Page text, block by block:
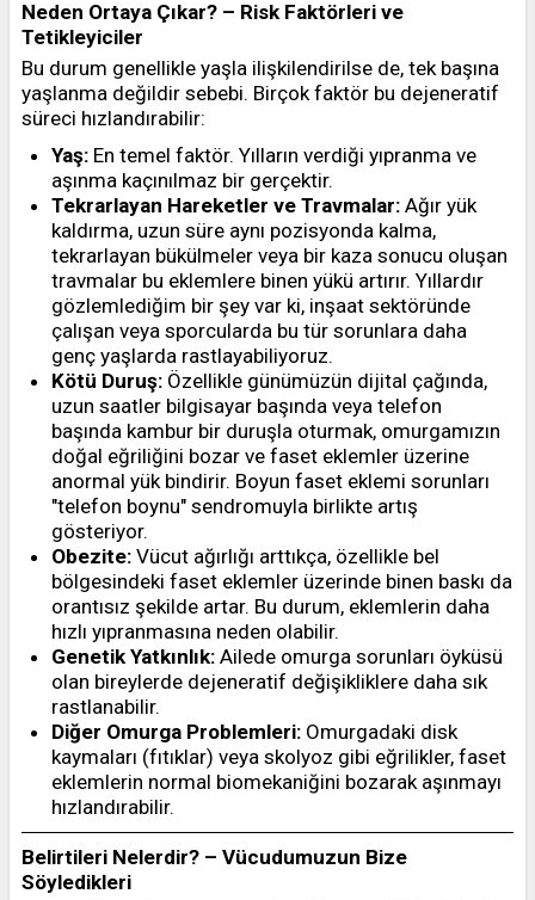
Neden Ortaya Çıkar? – Risk Faktörleri ve
Tetikleyiciler
Bu durum genellikle yaşla ilişkilendirilse de, tek başına
yaşlanma değildir sebebi. Birçok faktör bu dejeneratif
süreci hızlandırabilir:
Yaş: En temel faktör. Yılların verdiği yıpranma ve
aşınma kaçınılmaz bir gerçektir.
Tekrarlayan Hareketler ve Travmalar: Ağır yük
kaldırma, uzun süre aynı pozisyonda kalma,
tekrarlayan bükülmeler veya bir kaza sonucu oluşan
travmalar bu eklemlere binen yükü artırır. Yıllardır
gözlemlediğim bir şey var ki, inşaat sektöründe
çalışan veya sporcularda bu tür sorunlara daha
genç yaşlarda rastlayabiliyoruz.
Kötü Duruş: Özellikle günümüzün dijital çağında,
uzun saatler bilgisayar başında veya telefon
başında kambur bir duruşla oturmak, omurgamızın
doğal eğriliğini bozar ve faset eklemler üzerine
anormal yük bindirir. Boyun faset eklemi sorunları
"telefon boynu" sendromuyla birlikte artış
gösteriyor.
Obezite: Vücut ağırlığı arttıkça, özellikle bel
bölgesindeki faset eklemler üzerinde binen baskı da
orantısız şekilde artar. Bu durum, eklemlerin daha
hızlı yıpranmasına neden olabilir.
Genetik Yatkınlık: Ailede omurga sorunları öyküsü
olan bireylerde dejeneratif değişikliklere daha sık
rastlanabilir.
Diğer Omurga Problemleri: Omurgadaki disk
kaymaları (fıtıklar) veya skolyoz gibi eğrilikler, faset
eklemlerin normal biomekaniğini bozarak aşınmayı
hızlandırabilir.
Belirtileri Nelerdir? – Vücudumuzun Bize
Söyledikleri